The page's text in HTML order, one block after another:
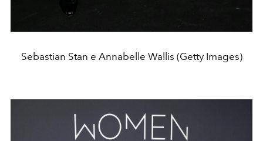
Sebastian Stan e Annabelle Wallis (Getty Images)